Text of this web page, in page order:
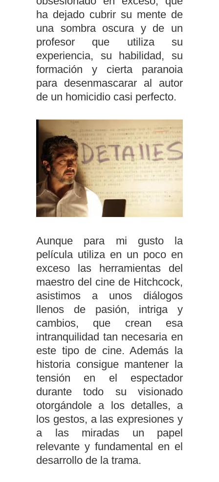
ha dejado cubrir su mente de
una sombra oscura y de un
profesor que utiliza su
experiencia, su habilidad, su
formación y cierta paranoia
para desenmascarar al autor
de un homicidio casi perfecto.
Aunque para mi gusto la
película utiliza en un poco en
exceso las herramientas del
maestro del cine de Hitchcock,
asistimos a unos diálogos
llenos de pasión, intriga y
cambios, que crean esa
intranquilidad tan necesaria en
este tipo de cine. Además la
historia consigue mantener la
tensión en el espectador
durante todo su visionado
otorgándole a los detalles, a
los gestos, a las expresiones y
a las miradas un papel
relevante y fundamental en el
desarrollo de la trama.